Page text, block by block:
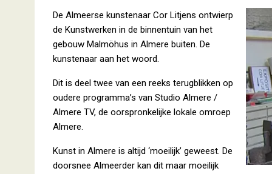
De Almeerse kunstenaar Cor Litjens ontwierp
de Kunstwerken in de binnentuin van het
gebouw Malmöhus in Almere buiten. De
kunstenaar aan het woord.
Dit is deel twee van een reeks terugblikken op
oudere programma’s van Studio Almere /
Almere TV, de oorspronkelijke lokale omroep
Almere.
Kunst in Almere is altijd ‘moeilijk’ geweest. De
doorsnee Almeerder kan dit maar moeilijk